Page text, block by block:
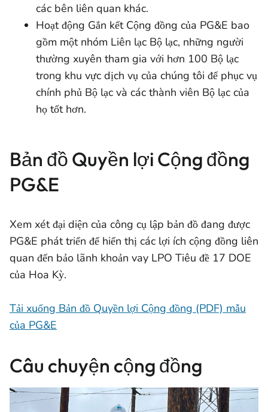
các bên liên quan khác.
Hoạt động Gắn kết Cộng đồng của PG&E bao
gồm một nhóm Liên lạc Bộ lạc, những người
thường xuyên tham gia với hơn 100 Bộ lạc
trong khu vực dịch vụ của chúng tôi để phục vụ
chính phủ Bộ lạc và các thành viên Bộ lạc của
họ tốt hơn.
Bản đồ Quyền lợi Cộng đồng
PG&E
Xem xét đại diện của công cụ lập bản đồ đang được
PG&E phát triển để hiển thị các lợi ích cộng đồng liên
quan đến bảo lãnh khoản vay LPO Tiêu đề 17 DOE
của Hoa Kỳ.
Tải xuống Bản đồ Quyền lợi Cộng đồng (PDF) mẫu
của PG&E
Câu chuyện cộng đồng